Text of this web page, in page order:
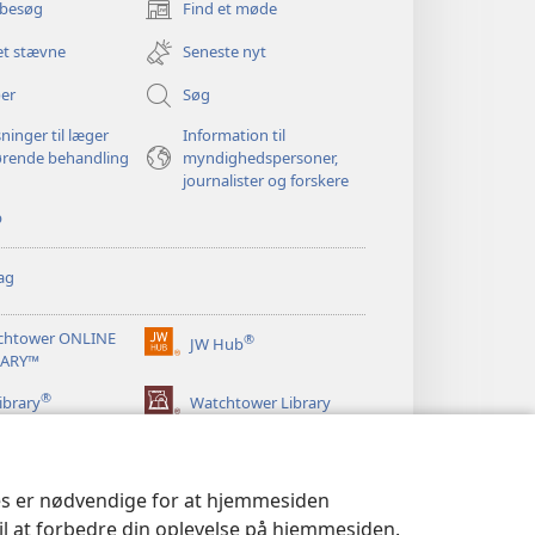
er nødvendige for at hjemmesiden
at forbedre din oplevelse på hjemmesiden.
Find et møde
(åbner
nyt
vindue)
stævne
Seneste nyt
Søg
til læger
behandling
Information til
myndighedspersoner,
journalister og forskere
ONLINE
JW Hub®
(åbner
vindue)
® Watchtower Library